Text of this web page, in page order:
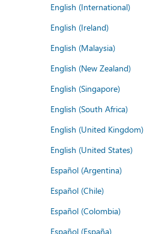
English (International)
English (Ireland)
English (Malaysia)
English (New Zealand)
English (Singapore)
English (South Africa)
English (United Kingdom)
English (United States)
Español (Argentina)
Español (Chile)
Español (Colombia)
Español (España)